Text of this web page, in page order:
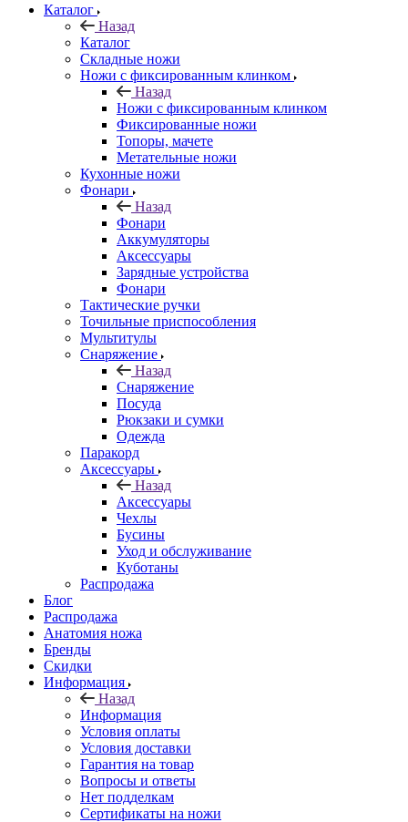
Каталог
Назад
Каталог
Складные ножи
Ножи с фиксированным клинком
Назад
Ножи с фиксированным клинком
Фиксированные ножи
Топоры, мачете
Метательные ножи
Кухонные ножи
Фонари
Назад
Фонари
Аккумуляторы
Аксессуары
Зарядные устройства
Фонари
Тактические ручки
Точильные приспособления
Мультитулы
Снаряжение
Назад
Снаряжение
Посуда
Рюкзаки и сумки
Одежда
Паракорд
Аксессуары
Назад
Аксессуары
Чехлы
Бусины
Уход и обслуживание
Куботаны
Распродажа
Блог
Распродажа
Анатомия ножа
Бренды
Скидки
Информация
Назад
Информация
Условия оплаты
Условия доставки
Гарантия на товар
Вопросы и ответы
Нет подделкам
Сертификаты на ножи